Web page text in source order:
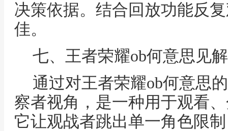
决策依据。结合回放功能反
佳。
七、王者荣耀ob何意思见
通过对王者荣耀ob何意思
察者视角，是一种用于观看
它让观战者跳出单一角色限